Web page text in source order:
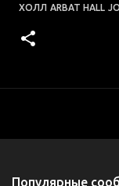
ХОЛЛ ARBAT HALL
Популярные